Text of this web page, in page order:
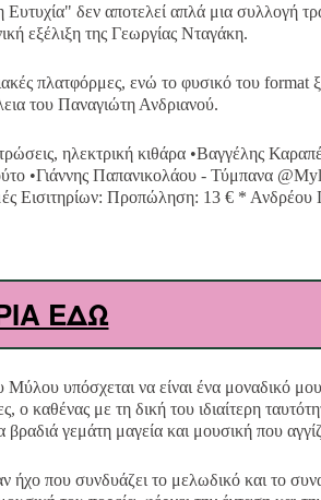
δεν αποτελεί απλά μια συλλογή
εξέλιξη της Γεωργίας Νταγάκη.
πλατφόρμες, ενώ το φυσικό του format
του Παναγιώτη Ανδριανού.
ηλεκτρική κιθάρα •Βαγγέλης
•Γιάννης Παπανικολάου - Τύμπανα
Εισιτηρίων: Προπώληση: 13 € * Ανδρέου
ΕΔΩ
υπόσχεται να είναι ένα μοναδικό
ο καθένας με τη δική του ιδιαίτερη
γεμάτη μαγεία και μουσική που
ήχο που συνδυάζει το μελωδικό και το